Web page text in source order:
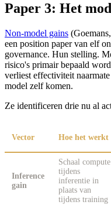
Paper 3: Het
Non-model gains
een position paper van elf
governance. Hun stelling.
risico's primair bepaald
verliest effectiviteit
model zelf komen.
Ze identificeren drie nu al
Vector Hoe het werkt
Inference
gain
Schaal compute
tijdens
inferentie in
plaats van
tijdens training